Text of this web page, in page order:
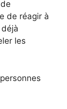
de réagir à
déjà
les